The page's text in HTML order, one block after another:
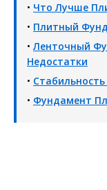
• Что Лучше
• Плитный
•Ленточный
Недостатки
•
• Фундамент